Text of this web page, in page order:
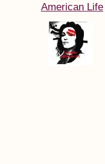
American Life